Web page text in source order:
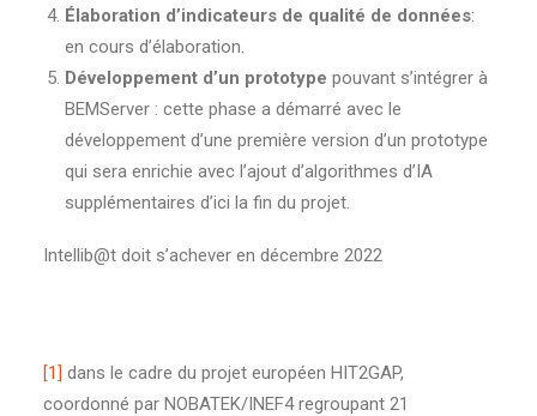
Élaboration d’indicateurs de qualité de données:
en cours d’élaboration.
Développement d’un prototype pouvant s’intégrer à
BEMServer : cette phase a démarré avec le
développement d’une première version d’un prototype
qui sera enrichie avec l’ajout d’algorithmes d’IA
supplémentaires d’ici la fin du projet.
Intellib@t doit s’achever en décembre 2022
[1] dans le cadre du projet européen HIT2GAP,
coordonné par NOBATEK/INEF4 regroupant 21